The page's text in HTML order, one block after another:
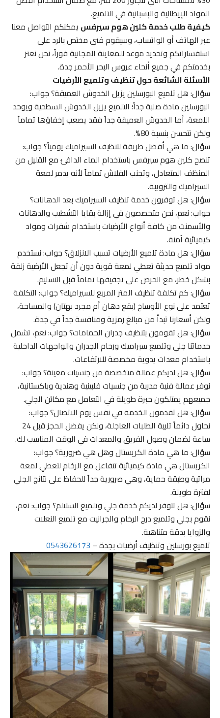
المواد الإيطالية والإسبانية في التلميع.
كيفية طلب خدمة كلين هوم سيرفسيمكنكم التواصل معنا
عبر الهاتف أو الواتساب، وسيقوم فني مختص بالرد على
استفساراتكم وتحديد موعد للمعاينة المجانية فوراً، نحن نعتز
بخدمتكم في جميع أنحاء عروس البحر الأحمر جدة.
الأسئلة الشائعة حول تنظيف وتلميع الأرضيات
سؤال: هل تلميع البورسلين يزيل الخدوش العميقة؟ جواب:
البورسلين مادة صلبة جداً؛ التلميع يزيل الخدوش السطحية ويوحد
اللمعة، أما الخدوش العميقة جداً فقد يصعب إخفاؤها تماماً
ولكن تتحسن بنسبة 80%.
سؤال: ما هي أفضل طريقة لتنظيف السيراميك يومياً؟ جواب:
تنصح كلين هوم سيرفس باستخدام الماء الدافئ مع القليل من
المنظف المتعادل، وتجنب الفلاش تماماً لأنه يدمر لمعة
السيراميك والترويبة.
سؤال: هل توفرون خدمة تنظيف السيراميك بعد الدهانات؟
جواب: نعم، نحن متخصصون في إزالة بقايا التشطيب والدهانات
والأسمنت من كافة أنواع الأرضيات باستخدام شفرات ومواد
كيميائية آمنة.
سؤال: هل مادة تلميع الأرضيات تسبب الانزلاق؟ جواب: نستخدم
مواد تلميع حديثة تعطي لمعة قوية دون أن تجعل الأرضية زلقة
بشكل خطر، مع الحرص على تجفيفها تماماً قبل التسليم.
سؤال: كم تكلفة تنظيف المتر المربع للسيراميك؟ جواب: التكلفة
تعتمد على نوع الأوساخ (بقع دهان أم مجرد بهتان) والمساحة،
ولكن أسعارنا تبدأ من مبالغ رمزية ومنافسة جداً في جدة.
سؤال: هل تقومون بتنظيف جدران الحمامات؟ جواب: نعم، تشمل
خدماتنا جلي وتلميع سيراميك ورخام الجدران والواجهات الداخلية
باستخدام معدات يدوية مخصصة للارتفاعات.
سؤال: هل لديكم عمالة متخصصة من جنسيات معينة؟ جواب:
نوفر عمالة فنية مدربة من جنسيات فلبينية وهندية وباكستانية،
جميعهم يمتلكون خبرة طويلة في التعامل مع مكائن الجلي.
سؤال: هل تقدمون الخدمة في نفس يوم الاتصال؟ جواب:
نحاول دائماً تلبية الطلبات العاجلة، ولكن يفضل الحجز قبل 24
ساعة لضمان وصول الفريق والمعدات في الوقت المناسب لك.
سؤال: ما هي مادة الكريستال وهل هي ضرورية؟ جواب:
الكريستال هي مادة كيميائية تتفاعل مع الرخام لتعطي لمعة
مرآتية وطبقة حماية، وهي ضرورية جداً للحفاظ على نتائج الجلي
لفترة طويلة.
سؤال: هل تتوفر لديكم خدمة جلي وتلميع السلالم؟ جواب: نعم،
نقوم بجلي وتلميع درج الرخام والجرانيت مع تلميع النعلات
والزوايا بدقة متناهية.
تلميع بورسلين وتنظيف أرضيات بجدة –0543626173